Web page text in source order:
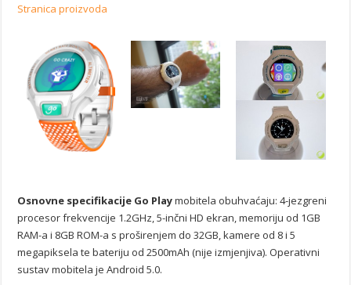
Stranica proizvoda
Osnovne specifikacije Go Playmobitela obuhvaćaju: 4-jezgreni
procesor frekvencije 1.2GHz, 5-inčni HD ekran, memoriju od 1GB
RAM-a i 8GB ROM-a s proširenjem do 32GB, kamere od 8 i 5
megapiksela te bateriju od 2500mAh (nije izmjenjiva). Operativni
sustav mobitela je Android 5.0.